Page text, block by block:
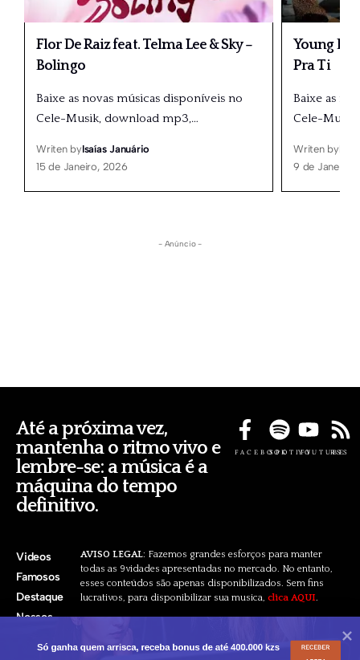
Flor De Raiz feat. Telma Lee & Sky –
Bolingo
Baixe as novas músicas disponíveis no
Cele-Musik, download mp3,…
Writen byIsaías Januário
15 de Janeiro, 2026
Young
Pra Ti
Baixe as
Cele-
Writen by
9 de Janeiro,
- Anúncio -
Até a próxima vez,
mantenha o ritmo vivo e
lembre-se: a música é a
máquina do tempo
definitivo.
FACEBOOKSPOTIFYYOUTUBE
RSS
Videos
Famosos
Destaque
Nossos
AVISO LEGAL: Fazemos grandes esforços para manter
todas as 9vidades apresentadas no mercado. No entanto,
esses conteúdos são apenas disponibilizados. Sem fins
lucrativos, para disponibilizar sua musica, clica AQUI.
Só ganha quem arrisca, receba bonus de até 400.000 kzs RECEBER